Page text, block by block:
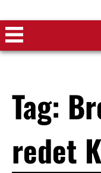
Tag:
redet